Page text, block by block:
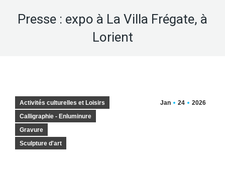
Presse : expo à La Villa Frégate, à
Lorient
Jan 24 2026
Activités culturelles et Loisirs
Calligraphie - Enluminure
Gravure
Sculpture d'art